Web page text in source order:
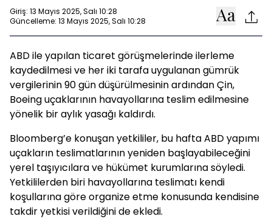
Giriş: 13 Mayıs 2025, Salı 10:28
Güncelleme: 13 Mayıs 2025, Salı 10:28
ABD ile yapılan ticaret görüşmelerinde ilerleme
kaydedilmesi ve her iki tarafa uygulanan gümrük
vergilerinin 90 gün düşürülmesinin ardından Çin,
Boeing uçaklarının havayollarına teslim edilmesine
yönelik bir aylık yasağı kaldırdı.
Bloomberg’e konuşan yetkililer, bu hafta ABD yapımı
uçakların teslimatlarının yeniden başlayabileceğini
yerel taşıyıcılara ve hükümet kurumlarına söyledi.
Yetkililerden biri havayollarına teslimatı kendi
koşullarına göre organize etme konusunda kendisine
takdir yetkisi verildiğini de ekledi.